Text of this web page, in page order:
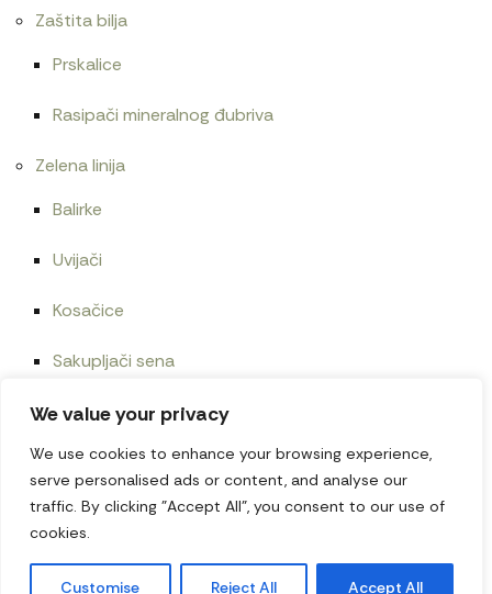
We value your privacy
We use cookies to enhance your browsing experience,
serve personalised ads or content, and analyse our
traffic. By clicking "Accept All", you consent to our use of
cookies.
Customise Reject All Accept All
Zaštita bilja
Prskalice
Rasipači mineralnog đubriva
Zelena linija
Balirke
Uvijači
Kosačice
Sakupljači sena
Utovarivači i priključci
Mašine sa lagera
O nama
Kontakt